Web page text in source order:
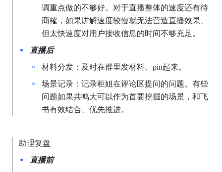
调重点做的不够好。对于直播整体的速度还有待
商榷，如果讲解速度较慢就无法营造直播效果、
但太快速度对用户接收信息的时间不够充足。
直播后
材料分发：及时在群里发材料、pin起来。
场景记录：记录柜姐在评论区提问的问题。有些
问题如果共鸣大可以作为首要挖掘的场景，和飞
书有效结合、优先推进。
助理复盘
直播前